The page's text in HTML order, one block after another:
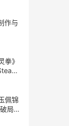
作与
拳》
戏
佩锦
局姬